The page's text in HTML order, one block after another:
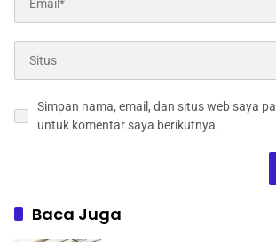
Simpan nama, email, dan situs web saya
untuk komentar saya berikutnya.
Baca Juga